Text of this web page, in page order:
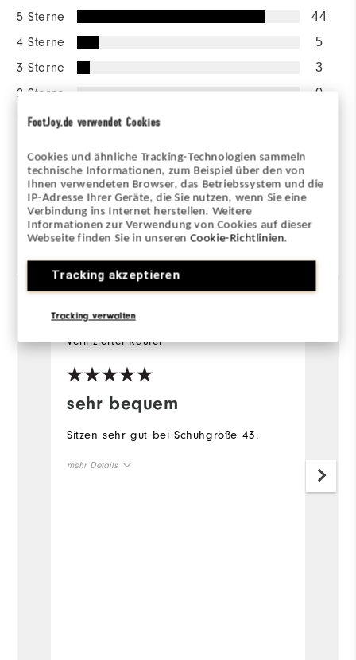
FootJoy.de verwendet Cookies
Cookies und ähnliche Tracking-Technologien sammeln
technische Informationen, zum Beispiel über den von
Ihnen verwendeten Browser, das Betriebssystem und die
IP-Adresse Ihrer Geräte, die Sie nutzen, wenn Sie eine
Verbindung ins Internet herstellen. Weitere
Informationen zur Verwendung von Cookies auf dieser
Webseite finden Sie in unserenCookie-Richtlinien.
Tracking akzeptieren
Tracking verwalten
5 Sterne 44
4 Sterne 5
3 Sterne 3
2 Sterne 0
1 Stern
95%
der Anwortgeber würden es
einem Freund
weiterempfehlen.
Von 52 Kunden bewertet
sehr bequem
Verifizierter Käufer
Sitzen sehr gut bei Schuhgröße 43.
mehr Details